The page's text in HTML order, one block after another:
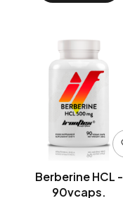
Berberine HCL -
90vcaps.